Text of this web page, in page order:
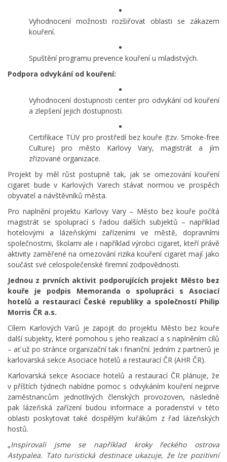
Vyhodnocení možnosti rozšiřovat oblasti se zákazem
kouření.
Spuštění programu prevence kouření u mladistvých.
Podpora odvykání od kouření:
Vyhodnocení dostupnosti center pro odvykání od kouření
a zlepšení jejich dostupnosti.
Certifikace TÜV pro prostředí bez kouře (tzv. Smoke-free
Culture) pro město Karlovy Vary, magistrát a jím
zřizované organizace.
Projekt by měl růst postupně tak, jak se omezování kouření
cigaret bude v Karlových Varech stávat normou ve prospěch
obyvatel a návštěvníků města.
Pro naplnění projektu Karlovy Vary – Město bez kouře počítá
magistrát se spoluprací s řadou dalších subjektů – například
hotelovými a lázeňskými zařízeními ve městě, dopravními
společnostmi, školami ale i například výrobci cigaret, kteří právě
aktivity zaměřené na omezování rizika kouření cigaret mají jako
součást své celospolečenské firemní zodpovědnosti.
Jednou z prvních aktivit podporujících projekt Město bez
kouře je podpis Memoranda o spolupráci s Asociací
hotelů a restaurací České republiky a společností Philip
Morris ČR a.s.
Cílem Karlových Varů je zapojit do projektu Město bez kouře
další subjekty, které pomohou s jeho realizací a s naplněním cílů
– ať už po stránce organizační tak i finanční. Jedním z partnerů je
karlovarská sekce Asociace hotelů a restaurací ČR (AHR ČR).
Karlovarská sekce Asociace hotelů a restaurací ČR plánuje, že
v příštích týdnech nabídne pomoc s odvykáním kouření nejprve
zaměstnancům jednotlivých členských provozoven, následně
pak lázeňská zařízení budou informace a poradenství v této
oblasti poskytovat také dospělým kuřákům z řad lázeňských
hostů.
„Inspirovali jsme se například kroky řeckého ostrova
Astypalea. Tato turistická destinace ukazuje, že lze pozitivní